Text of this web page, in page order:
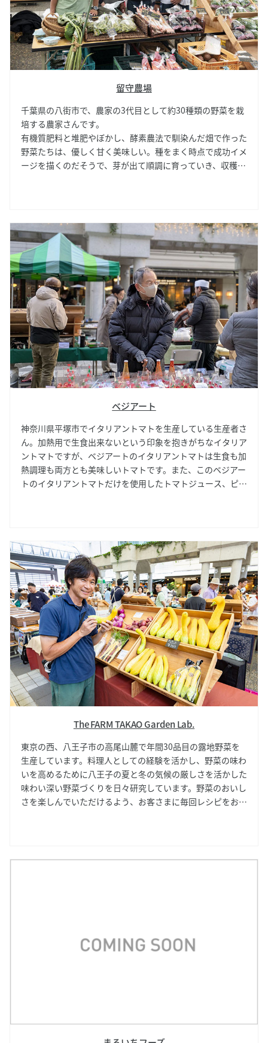
留守農場
千葉県の八街市で、農家の3代目として約30種類の野菜を栽
培する農家さんです。
有機質肥料と堆肥やぼかし、酵素農法で馴染んだ畑で作った
野菜たちは、優しく甘く美味しい。種をまく時点で成功イメ
ージを描くのだそうで、芽が出て順調に育っていき、収穫時
さつま芋（紅はるか）は留守農場の看板娘で極上の甘味、ま
さに天然のスイーツ。しあわせコーン（バイカラー、白、
紫）は、しっかり甘いバイカラー、上品さらりと甘い白、も
っちりとした紫と、いろいろな個性が味わえます。夏にはト
ウモロコシ達もお楽しみに。
ベジアート
神奈川県平塚市でイタリアントマトを生産している生産者さ
ん。加熱用で生食出来ないという印象を抱きがちなイタリア
ントマトですが、ベジアートのイタリアントマトは生食も加
熱調理も両方とも美味しいトマトです。また、このベジアー
トのイタリアントマトだけを使用したトマトジュース、ピュ
The FARM TAKAO Garden Lab.
東京の西、八王子市の高尾山麓で年間30品目の露地野菜を
生産しています。料理人としての経験を活かし、野菜の味わ
いを高めるために八王子の夏と冬の気候の厳しさを活かした
味わい深い野菜づくりを日々研究しています。野菜のおいし
さを楽しんでいただけるよう、お客さまに毎回レシピをお伝